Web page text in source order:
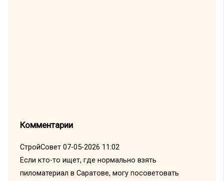
Комментарии
СтройСовет 07-05-2026 11:02
Если кто-то ищет, где нормально взять
пиломатериал в Саратове, могу посоветовать